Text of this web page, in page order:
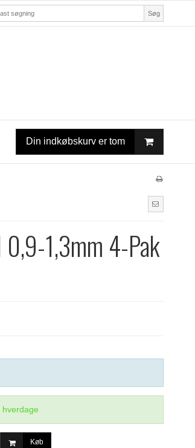
Søg
Din indkøbskurv er tom
0,9-1,3mm 4-Pak
hverdage
Køb